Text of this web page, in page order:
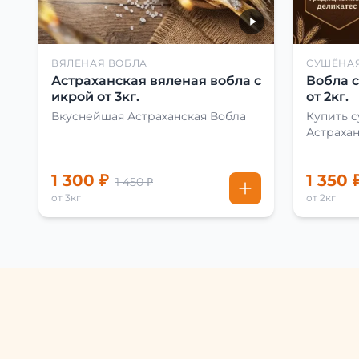
ВЯЛЕНАЯ ВОБЛА
Астраханская вяленая вобла с
икрой от 3кг.
Вкуснейшая Астраханская Вобла
1 300 ₽ 1 450 ₽
от 3кг
Вобла
от 2кг.
Купить
1 350
от 2кг